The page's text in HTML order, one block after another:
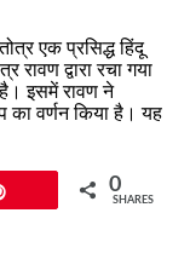
एक प्रसिद्ध हिंदू
रावण द्वारा रचा गया
इसमें रावण ने
का वर्णन किया है। यह
0
SHARES